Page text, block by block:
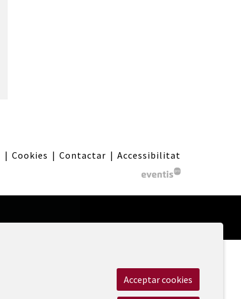
| Cookies | Contactar | Accessibilitat
Acceptar cookies